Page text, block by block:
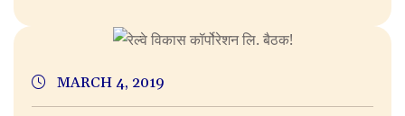
MARCH 4, 2019